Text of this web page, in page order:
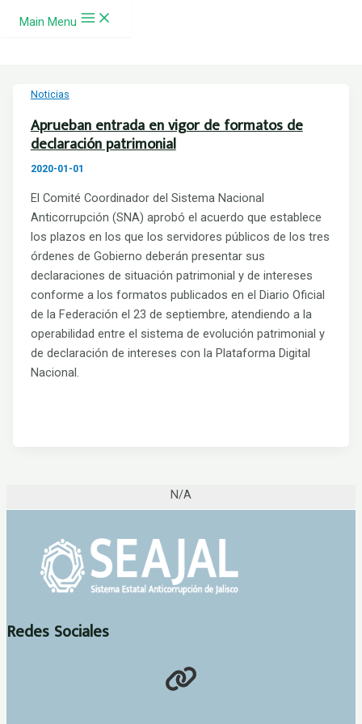
Ir al contenido
Main Menu
Noticias
Aprueban entrada en vigor de formatos de
declaración patrimonial
2020-01-01
El Comité Coordinador del Sistema Nacional
Anticorrupción (SNA) aprobó el acuerdo que establece
los plazos en los que los servidores públicos de los tres
órdenes de Gobierno deberán presentar sus
declaraciones de situación patrimonial y de intereses
conforme a los formatos publicados en el Diario Oficial
de la Federación el 23 de septiembre, atendiendo a la
operabilidad entre el sistema de evolución patrimonial y
de declaración de intereses con la Plataforma Digital
Nacional.
N/A
Redes Sociales